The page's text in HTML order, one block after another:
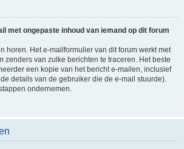
met ongepaste inhoud van iemand op dit forum
horen. Het e-mailformulier van dit forum werkt met
zenders van zulke berichten te traceren. Het beste
een kopie van het bericht e-mailen, inclusief
details van de gebruiker die de e-mail stuurde).
ondernemen.